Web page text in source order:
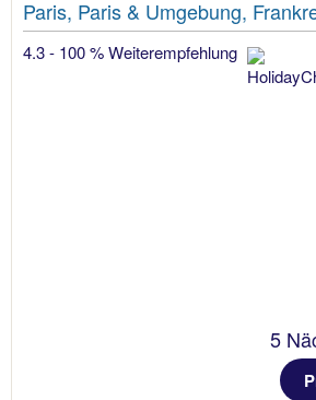
Paris, Paris & Umgebung,
4.3 - 100 % Weiterempfehlung
5